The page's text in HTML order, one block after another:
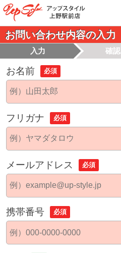
お問い合わせ内容の入力
入力 確認
お名前 必須
フリガナ 必須
メールアドレス 必須
携帯番号 必須